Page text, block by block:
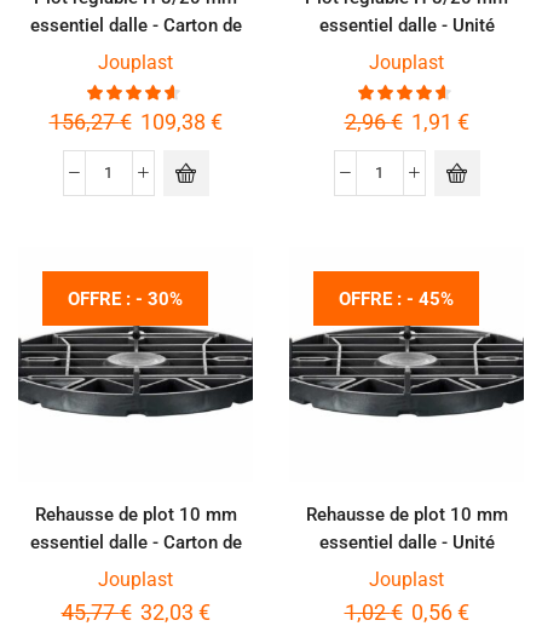
essentiel dalle - Carton de
60 pièces
Jouplast
156,27€ 109,38 €
essentiel dalle - Unité
Jouplast
2,96€ 1,91 €
OFFRE : - 30%
Rehausse de plot 10 mm
essentiel dalle - Carton de
60 pièces
Jouplast
45,77€ 32,03 €
OFFRE : - 45%
Rehausse de plot 10 mm
essentiel dalle - Unité
Jouplast
1,02€ 0,56€